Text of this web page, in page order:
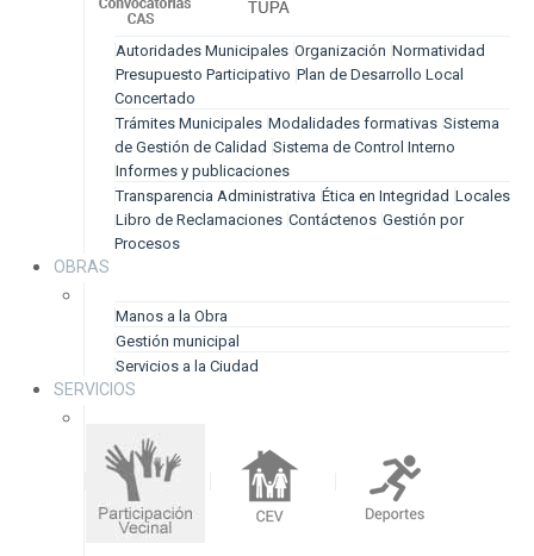
Autoridades Municipales Organización Normatividad
Presupuesto Participativo Plan de Desarrollo Local
Concertado
Trámites Municipales Modalidades formativas Sistema
de Gestión de Calidad Sistema de Control Interno
Informes y publicaciones
Transparencia Administrativa Ética en Integridad Locales
Libro de Reclamaciones Contáctenos Gestión por
Procesos
OBRAS
Manos a la Obra
Gestión municipal
Servicios a la Ciudad
SERVICIOS